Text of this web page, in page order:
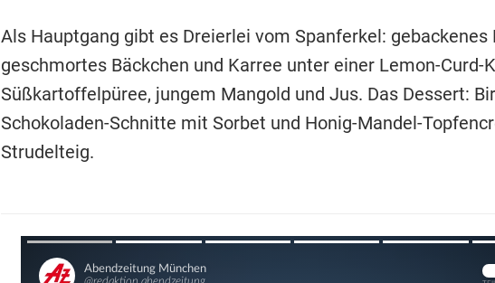
Als Hauptgang gibt es Dreierlei vom Spanferkel: gebackenes
geschmortes Bäckchen und Karree unter einer Lemon-Curd-
Süßkartoffelpüree, jungem Mangold und Jus. Das Dessert:
Schokoladen-Schnitte mit Sorbet und Honig-Mandel-
Strudelteig.